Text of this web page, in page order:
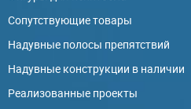
Сопутствующие товары
Надувные полосы препятствий
Надувные конструкции в наличии
Реализованные проекты